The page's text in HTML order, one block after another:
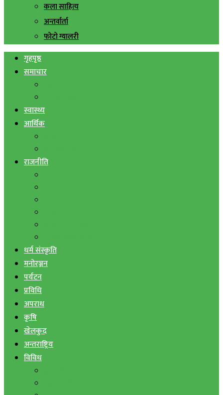
कला साहित्य
अन्तर्वार्ता
फोटो ग्यालरी
गृहपृष्ठ
समाचार
स्वास्थ्य
आर्थिक
राजनीति
धर्म संस्कृति
मनोरञ्जन
पर्यटन
प्रविधि
अपराध
कृषि
खेलकुद
अन्तराष्ट्रिय
विविध